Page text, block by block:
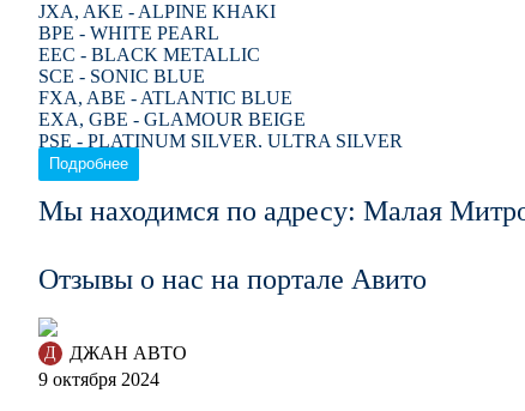
JXA, AKE - ALPINE KHAKI
BPE - WHITE PEARL
EEC - BLACK METALLIC
SCE - SONIC BLUE
FXA, ABE - ATLANTIC BLUE
EXA, GBE - GLAMOUR BEIGE
PSE - PLATINUM SILVER, ULTRA SILVER
KXA - SPORT SILVER
EBE - EXTREME BLUE
KY0 - BRIGHT SILVER, DIAMOND SILVER, SHEER
HXA - MINERAL BEIGE
KXC - ULTRA SILVER
DXA - OLIVE SABLE
Подробнее
Мы находимся по адресу: Малая
Отзывы о нас на портале Авито
Д
ДЖАН АВТО
9 октября 2024